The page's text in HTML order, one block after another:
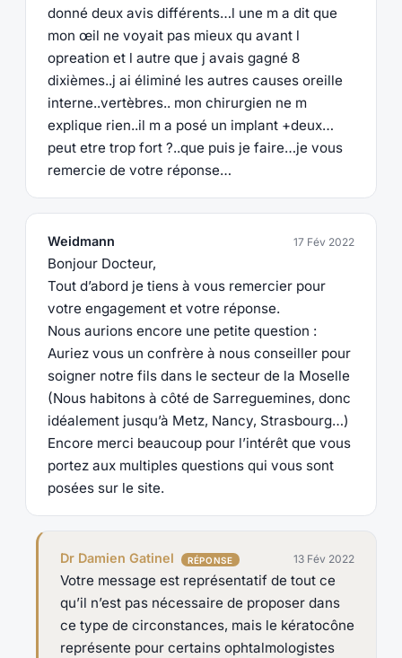
donné deux avis différents…l une m a dit que
mon œil ne voyait pas mieux qu avant l
opreation et l autre que j avais gagné 8
dixièmes..j ai éliminé les autres causes oreille
interne..vertèbres.. mon chirurgien ne m
explique rien..il m a posé un implant +deux…
peut etre trop fort ?..que puis je faire…je vous
remercie de votre réponse…
Weidmann 17 Fév 2022
Bonjour Docteur,
Tout d’abord je tiens à vous remercier pour
votre engagement et votre réponse.
Nous aurions encore une petite question :
Auriez vous un confrère à nous conseiller pour
soigner notre fils dans le secteur de la Moselle
(Nous habitons à côté de Sarreguemines, donc
idéalement jusqu’à Metz, Nancy, Strasbourg…)
Encore merci beaucoup pour l’intérêt que vous
portez aux multiples questions qui vous sont
posées sur le site.
Dr Damien Gatinel 13 Fév 2022
Votre message est représentatif de tout ce
qu’il n’est pas nécessaire de proposer dans
ce type de circonstances, mais le kératocône
représente pour certains ophtalmologistes